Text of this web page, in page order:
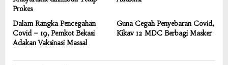
Prokes
Dalam Rangka Pencegahan
Covid – 19, Pemkot Bekasi
Adakan Vaksinasi Massal
Guna Cegah Penyebaran Covid,
Kikav 12 MDC Berbagi Masker